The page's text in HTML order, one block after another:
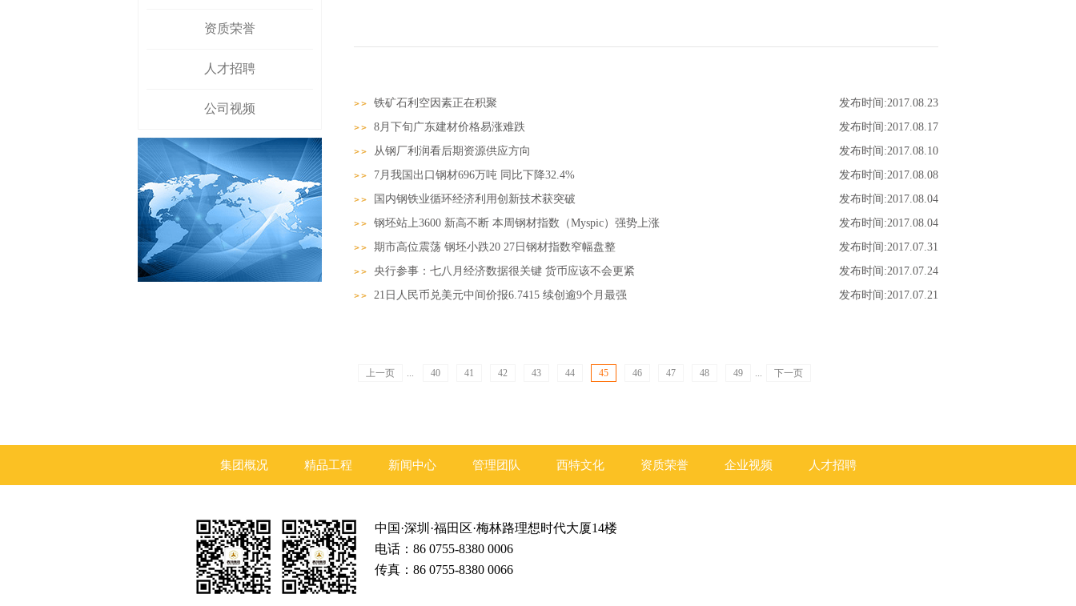
资质荣誉
人才招聘
公司视频
5040。（单位：元/吨）◎上海：8日早盘热卷市场价格涨50，现主流报价1500普4980-5000元/吨，
1800报5120-5140元/吨；1500锰5180元/吨，1800报5360元/吨左右，2.75Q235B报5090-5100元/吨，
柳燕5050-5060，2.75普5390-5540锰5220-5240。（单位：元/吨）◎济南：8日早盘热卷市场价格
10，现中铁4.75mm普卷报5170，低合金卷板加价200，部分规格货少。（单位：元/吨）◎天津：8
铁矿石利空因素正在积聚 发布时间:2017.08.23
8月下旬广东建材价格易涨难跌
发布时间:2017.08.17
从钢厂利润看后期资源供应方向
发布时间:2017.08.10
7月我国出口钢材696万吨 同比下降32.4%
发布时间:2017.08.08
国内钢铁业循环经济利用创新技术获突破
发布时间:2017.08.04
钢坯站上3600 新高不断 本周钢材指数（Myspic）强势上涨
发布时间:2017.08.04
期市高位震荡 钢坯小跌20 27日钢材指数窄幅盘整
发布时间:2017.07.31
央行参事：七八月经济数据很关键 货币应该不会更紧
发布时间:2017.07.24
21日人民币兑美元中间价报6.7415 续创逾9个月最强
发布时间:2017.07.21
上一页 ... 40 41 42 43 44 45 46 47 48 49 ... 下一页
集团概况 精品工程 新闻中心 管理团队 西特文化 资质荣誉 企业视频 人才招聘
中国·深圳·福田区·梅林路理想时代大厦14楼
电话：86 0755-8380 0006
传真：86 0755-8380 0066